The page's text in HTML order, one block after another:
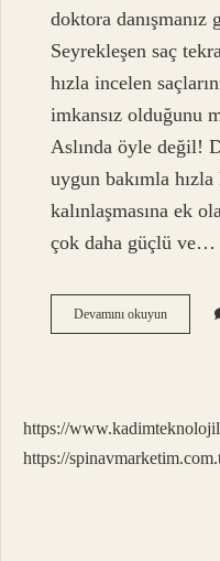
doktora danışmanız
Seyrekleşen saç
hızla incelen
imkansız olduğunu
Aslında öyle değil!
uygun bakımla
kalınlaşmasına ek
çok daha güçlü ve…
Devamını okuyunTararken
Dökülen
https://
https://